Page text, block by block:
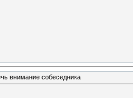
внимание собеседника